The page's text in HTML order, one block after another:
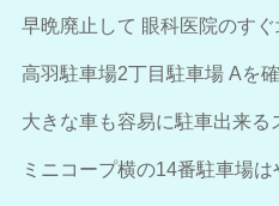
早晩廃止して 眼科医院のす
高羽駐車場2丁目駐車場 Aを
大きな車も容易に駐車出来る
ミニコープ横の14番駐車場